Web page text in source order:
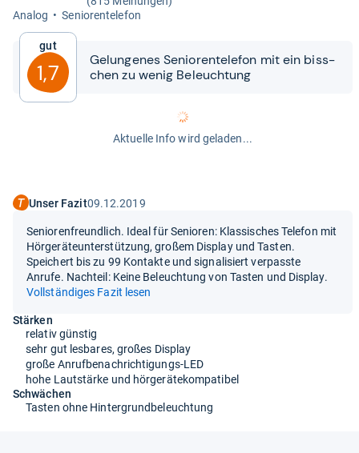
Ana­log
Senio­ren­te­le­fon
Gut
1,7
Gelun­ge­nes Senio­ren­te­le­fon mit ein biss­
chen zu wenig Beleuch­tung
Aktuelle Info wird geladen...
Unser Fazit09.12.2019
Seniorenfreundlich. Ideal für Senioren: Klassisches Telefon mit
Hörgeräteunterstützung, großem Display und Tasten.
Speichert bis zu 99 Kontakte und signalisiert verpasste
Anrufe. Nachteil: Keine Beleuchtung von Tasten und Display.
Vollständiges Fazit lesen
Stärken
relativ günstig
sehr gut lesbares, großes Display
große Anrufbenachrichtigungs-LED
hohe Lautstärke und hörgerätekompatibel
Schwächen
Tasten ohne Hintergrundbeleuchtung